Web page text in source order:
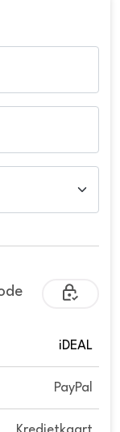
iDEAL
PayPal